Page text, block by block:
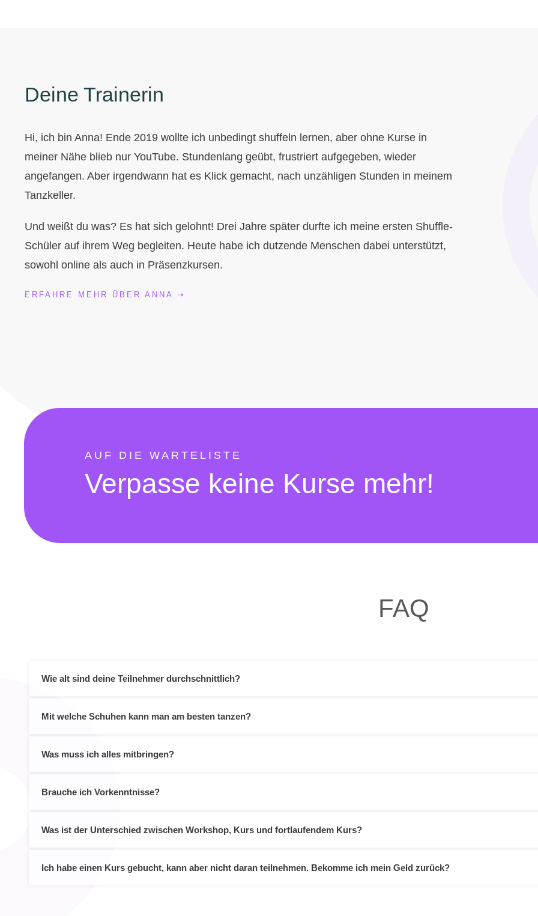
Deine Trainerin
Hi, ich bin Anna! Ende 2019 wollte ich unbedingt shuffeln lernen, aber ohne Kurse in
meiner Nähe blieb nur YouTube. Stundenlang geübt, frustriert aufgegeben, wieder
angefangen. Aber irgendwann hat es Klick gemacht, nach unzähligen Stunden in meinem
Tanzkeller.
Und weißt du was? Es hat sich gelohnt! Drei Jahre später durfte ich meine ersten Shuffle-
Schüler auf ihrem Weg begleiten. Heute habe ich dutzende Menschen dabei unterstützt,
sowohl online als auch in Präsenzkursen.
ERFAHRE MEHR ÜBER ANNA ➝
AUF DIE WARTELISTE
Verpasse keine Kurse mehr!
FAQ
Wie alt sind deine Teilnehmer durchschnittlich?
Mit welche Schuhen kann man am besten tanzen?
Was muss ich alles mitbringen?
Brauche ich Vorkenntnisse?
Was ist der Unterschied zwischen Workshop, Kurs und fortlaufendem Kurs?
Ich habe einen Kurs gebucht, kann aber nicht daran teilnehmen. Bekomme ich mein Geld zurück?